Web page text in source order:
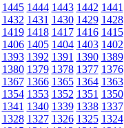
1445 1444 1443 1442 1441
1432 1431 1430 1429 1428
1419 1418 1417 1416 1415
1406 1405 1404 1403 1402
1393 1392 1391 1390 1389
1380 1379 1378 1377 1376
1367 1366 1365 1364 1363
1354 1353 1352 1351 1350
1341 1340 1339 1338 1337
1328 1327 1326 1325 1324